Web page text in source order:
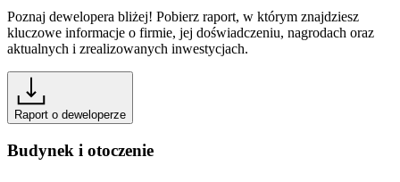
Poznaj dewelopera bliżej! Pobierz raport, w którym znajdziesz
kluczowe informacje o firmie, jej doświadczeniu, nagrodach oraz
aktualnych i zrealizowanych inwestycjach.
Raport o deweloperze
Budynek i otoczenie